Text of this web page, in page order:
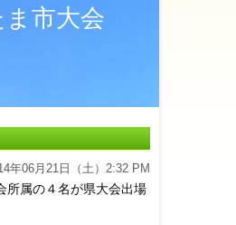
市大会
年06月21日（土）2:32 PM
所属の４名が県大会出場